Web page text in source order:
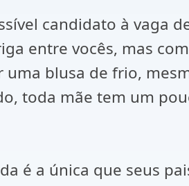
candidato à vaga
entre vocês, mas
blusa de frio,
toda mãe tem um
é a única que seus